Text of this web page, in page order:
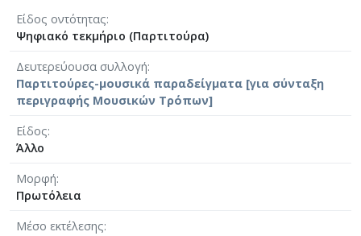
Είδος οντότητας
Ψηφιακό τεκμήριο (Παρτιτούρα)
Δευτερεύουσα συλλογή
Παρτιτούρες-μουσικά παραδείγματα [για σύνταξη
περιγραφής Μουσικών Τρόπων]
Είδος
Άλλο
Μορφή
Πρωτόλεια
Μέσο εκτέλεσης